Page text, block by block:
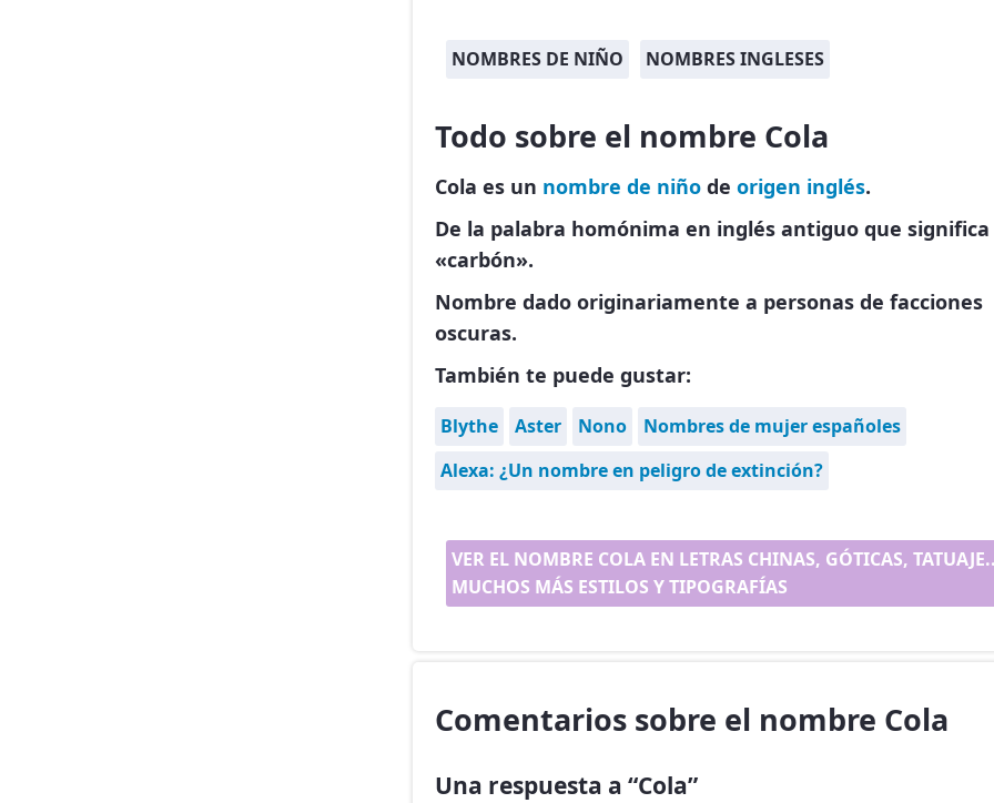
NOMBRES DE NIÑO NOMBRES INGLESES
Todo sobre el nombre Cola
Cola es un nombre de niño de origen inglés.
De la palabra homónima en inglés antiguo que significa
«carbón».
Nombre dado originariamente a personas de facciones
oscuras.
También te puede gustar:
Blythe Aster Nono
Nombres de mujer españoles
Alexa: ¿Un nombre en peligro de extinción?
VER EL NOMBRE COLA EN LETRAS CHINAS, GÓTICAS,
MUCHOS MÁS ESTILOS Y TIPOGRAFÍAS
Comentarios sobre el nombre Cola
Una respuesta a “Cola”